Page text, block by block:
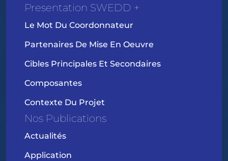
Presentation SWEDD +
Le Mot Du Coordonnateur
Partenaires De Mise En Oeuvre
Cibles Principales Et Secondaires
Composantes
Contexte Du Projet
Nos Publications
Actualités
Application